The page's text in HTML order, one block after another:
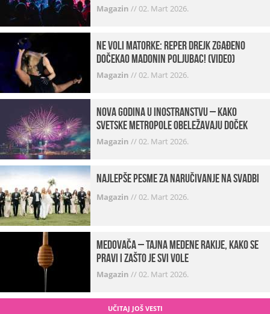
Magazin //02. Mart 2026.
Ne voli matorke: Reper Drejk zgađeno
dočekao Madonin poljubac! (VIDEO)
Magazin //02. Mart 2026.
Nova godina u inostranstvu – kako
svetske metropole obeležavaju doček
Magazin //02. Mart 2026.
Najlepše pesme za naručivanje na svadbi
Magazin //02. Mart 2026.
Medovača – tajna medene rakije, kako se
pravi i zašto je svi vole
Magazin //02. Mart 2026.
UČITAJ JOŠ VESTI